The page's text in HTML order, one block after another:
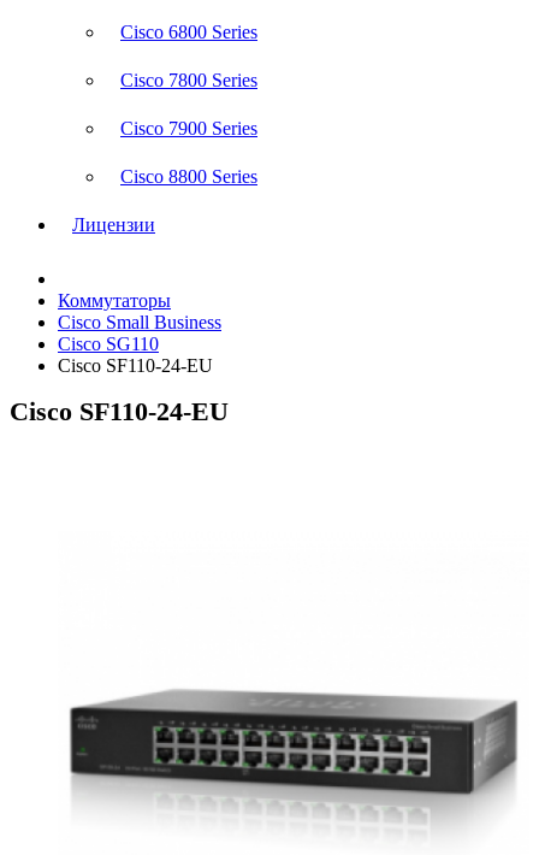
Cisco 6800 Series
Cisco 7800 Series
Cisco 7900 Series
Cisco 8800 Series
Лицензии
Коммутаторы
Cisco Small Business
Cisco SG110
Cisco SF110-24-EU
Cisco SF110-24-EU